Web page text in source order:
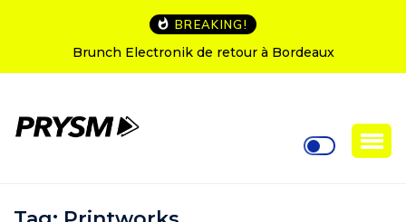
BREAKING!
L’Amnesia Ibiza fête ses 50 ans : le programme des
soirées d’ouverture